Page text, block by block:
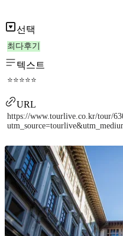
선택
최다후기
텍스트
⭐⭐⭐⭐⭐
URL
https://www.tourlive.co.kr/tour/